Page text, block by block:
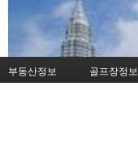
부동산정보 골프장정보